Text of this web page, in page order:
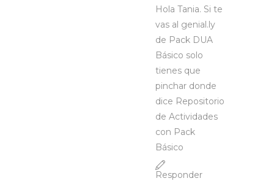
Hola Tania. Si te
vas al genial.ly
de Pack DUA
Básico solo
tienes que
pinchar donde
dice Repositorio
de Actividades
con Pack
Básico
Responder